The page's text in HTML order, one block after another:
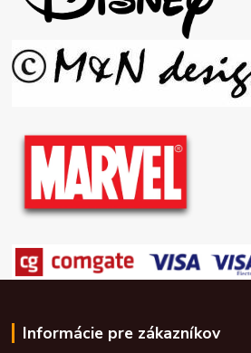
Informácie pre zákazníkov